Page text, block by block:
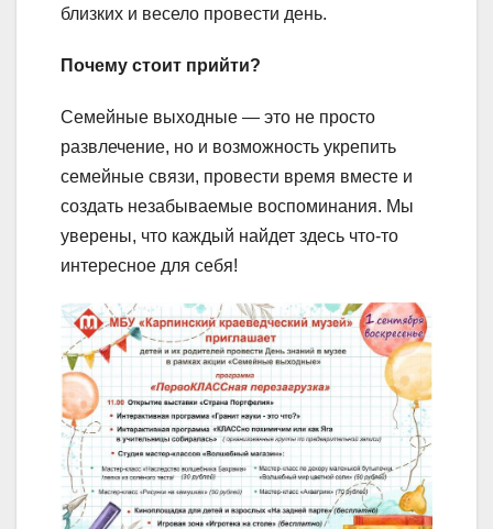
близких и весело провести день.
Почему стоит прийти?
Семейные выходные — это не просто
развлечение, но и возможность укрепить
семейные связи, провести время вместе и
создать незабываемые воспоминания. Мы
уверены, что каждый найдет здесь что-то
интересное для себя!